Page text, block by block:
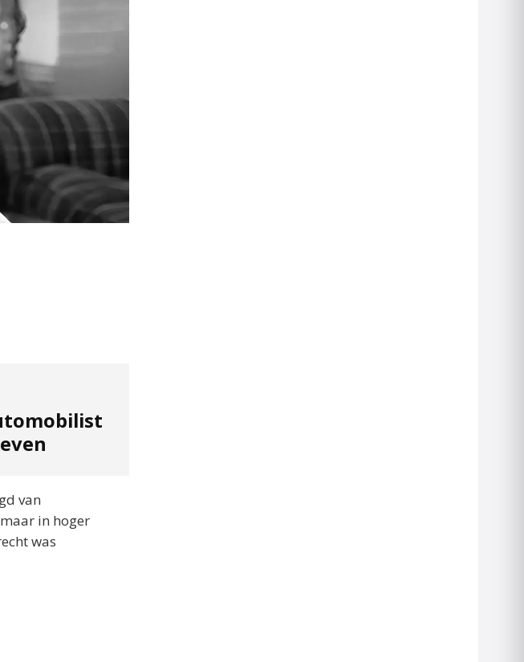
van
in hoger
was